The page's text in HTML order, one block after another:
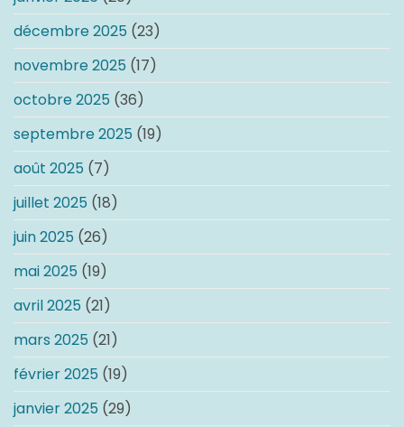
décembre 2025 (23)
novembre 2025 (17)
octobre 2025 (36)
septembre 2025 (19)
août 2025 (7)
juillet 2025 (18)
juin 2025 (26)
mai 2025 (19)
avril 2025 (21)
mars 2025 (21)
février 2025 (19)
janvier 2025 (29)